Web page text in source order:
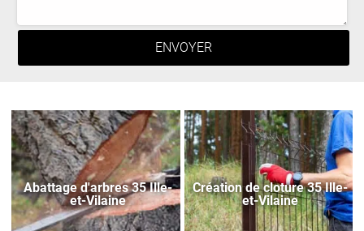
Abattage d'arbres 35 Ille-
et-Vilaine
Création de cloture 35 Ille-
et-Vilaine